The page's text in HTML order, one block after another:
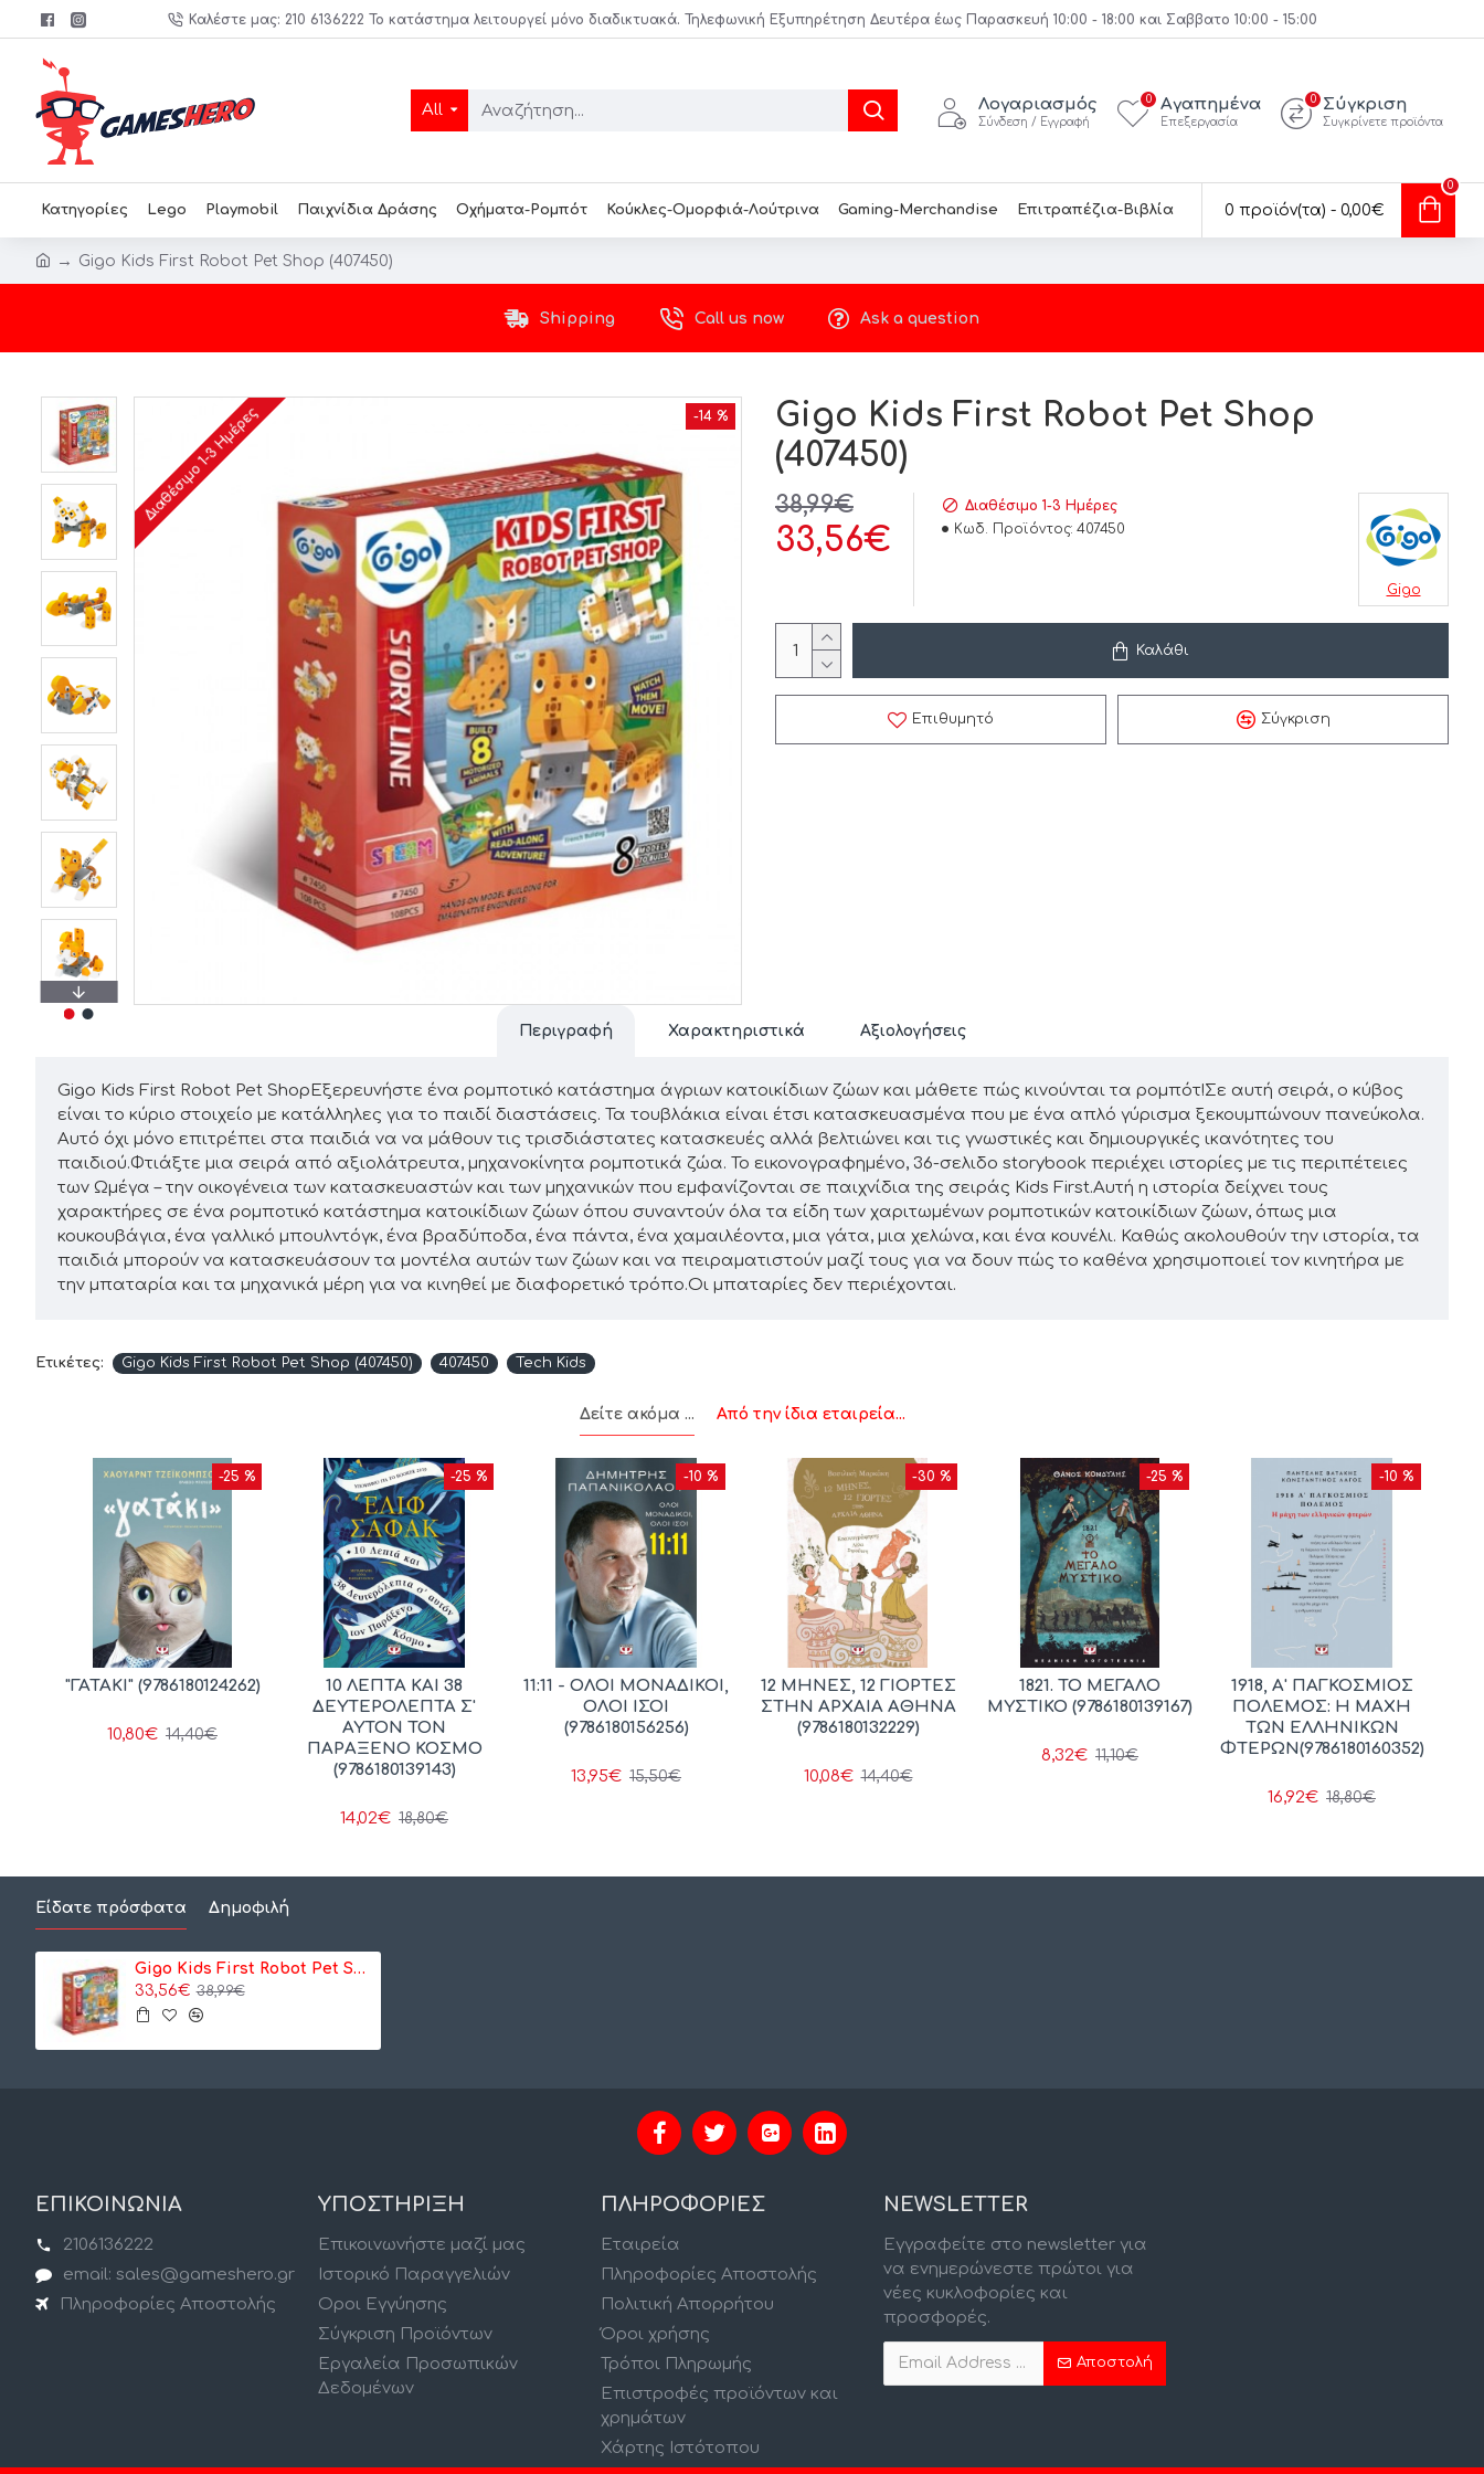
Καλέστε μας: 210 6136222 Το κατάστημα λειτουργεί μόνο διαδικτυακά. Τηλεφωνική Εξυπηρέτηση Δευτέρα έως Παρασκευή 10:00 - 18:00 και Σαββατο 10:00 - 15:00
All Λογαριασμός
Σύνδεση / Εγγραφή
Αγαπημένα
Επεξεργασία
0 Σύγκριση
Συγκρίνετε προϊόντα
0
Κατηγορίες Lego Playmobil Παιχνίδια Δράσης Οχήματα-Ρομπότ Κούκλες-Ομορφιά-Λούτρινα Gaming-Merchandise Επιτραπέζια-Βιβλία 0 προϊόν(τα) - 0,00€
0
Gigo Kids First Robot Pet Shop (407450)
Shipping Call us now Ask a question
-14 %
Διαθέσιμο 1-3 Ημέρες
Gigo Kids First Robot Pet Shop
(407450)
33,56€
38,99€
Διαθέσιμο 1-3 Ημέρες
Κωδ. Προϊόντος: 407450
Gigo
Καλάθι
Επιθυμητό Σύγκριση
Περιγραφή Χαρακτηριστικά Αξιολογήσεις
Gigo Kids First Robot Pet ShopΕξερευνήστε ένα ρομποτικό κατάστημα άγριων κατοικίδιων ζώων και μάθετε πώς κινούνται τα ρομπότ!Σε αυτή σειρά, ο κύβος
είναι το κύριο στοιχείο με κατάλληλες για το παιδί διαστάσεις. Τα τουβλάκια είναι έτσι κατασκευασμένα που με ένα απλό γύρισμα ξεκουμπώνουν πανεύκολα.
Αυτό όχι μόνο επιτρέπει στα παιδιά να να μάθουν τις τρισδιάστατες κατασκευές αλλά βελτιώνει και τις γνωστικές και δημιουργικές ικανότητες του
παιδιού.Φτιάξτε μια σειρά από αξιολάτρευτα, μηχανοκίνητα ρομποτικά ζώα. Το εικονογραφημένο, 36-σελιδο storybook περιέχει ιστορίες με τις περιπέτειες
των Ωμέγα – την οικογένεια των κατασκευαστών και των μηχανικών που εμφανίζονται σε παιχνίδια της σειράς Kids First.Αυτή η ιστορία δείχνει τους
χαρακτήρες σε ένα ρομποτικό κατάστημα κατοικίδιων ζώων όπου συναντούν όλα τα είδη των χαριτωμένων ρομποτικών κατοικίδιων ζώων, όπως μια
κουκουβάγια, ένα γαλλικό μπουλντόγκ, ένα βραδύποδα, ένα πάντα, ένα χαμαιλέοντα, μια γάτα, μια χελώνα, και ένα κουνέλι. Καθώς ακολουθούν την ιστορία, τα
παιδιά μπορούν να κατασκευάσουν τα μοντέλα αυτών των ζώων και να πειραματιστούν μαζί τους για να δουν πώς το καθένα χρησιμοποιεί τον κινητήρα με
την μπαταρία και τα μηχανικά μέρη για να κινηθεί με διαφορετικό τρόπο.Οι μπαταρίες δεν περιέχονται.
Ετικέτες: Gigo Kids First Robot Pet Shop (407450) 407450 Tech Kids
Δείτε ακόμα ... Από την ίδια εταιρεία...
-25 %
"ΓΑΤΑΚΙ" (9786180124262)
10,80€ 14,40€
-25 %
10 ΛΕΠΤΑ ΚΑΙ 38
ΔΕΥΤΕΡΟΛΕΠΤΑ Σ'
ΑΥΤΟΝ ΤΟΝ
ΠΑΡΑΞΕΝΟ ΚΟΣΜΟ
(9786180139143)
14,02€ 18,80€
-10 %
11:11 - ΟΛΟΙ ΜΟΝΑΔΙΚΟΙ,
ΟΛΟΙ ΙΣΟΙ
(9786180156256)
13,95€ 15,50€
-30 %
12 ΜΗΝΕΣ, 12 ΓΙΟΡΤΕΣ
ΣΤΗΝ ΑΡΧΑΙΑ ΑΘΗΝΑ
(9786180132229)
10,08€ 14,40€
-25 %
1821. ΤΟ ΜΕΓΑΛΟ
ΜΥΣΤΙΚΟ (9786180139167)
8,32€ 11,10€
-10 %
1918, Α' ΠΑΓΚΟΣΜΙΟΣ
ΠΟΛΕΜΟΣ: Η ΜΑΧΗ
ΤΩΝ ΕΛΛΗΝΙΚΩΝ
ΦΤΕΡΩΝ(9786180160352)
16,92€ 18,80€
Είδατε πρόσφατα Δημοφιλή
Gigo Kids First Robot Pet Shop (407450)
33,56€ 38,99€
ΕΠΙΚΟΙΝΩΝΙΑ
2106136222
email: sales@gameshero.gr
Πληροφορίες Αποστολής
ΥΠΟΣΤΗΡΙΞΗ
Επικοινωνήστε μαζί μας
Ιστορικό Παραγγελιών
Οροι Εγγύησης
Σύγκριση Προϊόντων
Εργαλεία Προσωπικών
Δεδομένων
ΠΛΗΡΟΦΟΡΙΕΣ
Εταιρεία
Πληροφορίες Αποστολής
Πολιτική Απορρήτου
Όροι χρήσης
Τρόποι Πληρωμής
Επιστροφές προϊόντων και
χρημάτων
Χάρτης Ιστότοπου
NEWSLETTER
Εγγραφείτε στο newsletter για
να ενημερώνεστε πρώτοι για
νέες κυκλοφορίες και
προσφορές.
Αποστολή